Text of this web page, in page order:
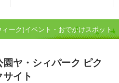
ーク)イベント・おでかけスポット
園ヤ・シィパーク ピク
イト